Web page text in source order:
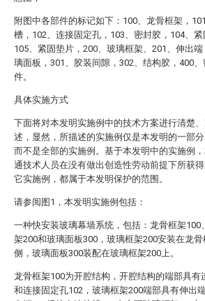
附图中各部件的标记如下：100、龙骨框架，
槽，102、连接固定孔，103、密封胶，104、紧
105、紧固垫片，200、玻璃框架、201、伸出端
璃面板，301、胶装间隙，302、结构胶，400、
件。
具体实施方式
下面将对本发明实施例中的技术方案进行清楚
述，显然，所描述的实施例仅是本发明的一部分
而不是全部的实施例。基于本发明中的实施例
通技术人员在没有做出创造性劳动前提下所获
它实施例，都属于本发明保护的范围。
请参阅图1，本发明实施例包括：
一种快安装玻璃幕墙系统，包括：龙骨框架100
架200和玻璃面板300，玻璃框架200安装在龙骨
侧，玻璃面板300装配在玻璃框架200上。
龙骨框架100为开腔结构，开腔结构的端部具有
和连接固定孔102，玻璃框架200端部具有伸出